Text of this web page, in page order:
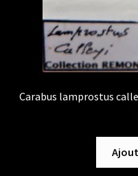
Carabus lamprostus